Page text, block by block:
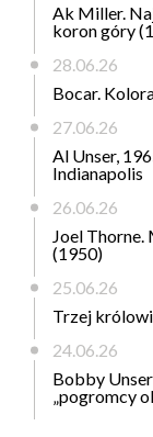
Ak Miller.
koron góry
28.06.26
Bocar.
27.06.26
Al Unser,
Indianapolis
26.06.26
Joel
(1950)
25.06.26
Trzej
24.06.26
Bobby
„pogromcy